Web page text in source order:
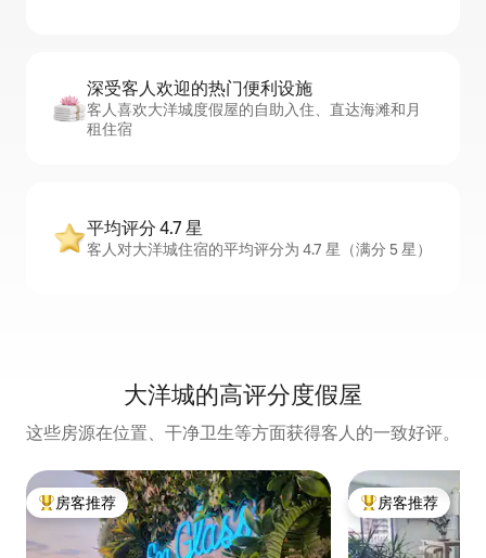
深受客人欢迎的热门便利设施
客人喜欢大洋城度假屋的自助入住、直达海滩和月
租住宿
平均评分 4.7 星
客人对大洋城住宿的平均评分为 4.7 星（满分 5 星）
大洋城的高评分度假屋
这些房源在位置、干净卫生等方面获得客人的一致好评。
热门「房客推荐」
房客推荐 热门「房客推荐」
房客推荐